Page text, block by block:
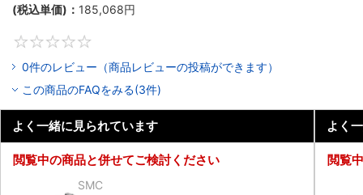
(税込単価)： 185,068円
0件のレビュー（商品レビューの投稿ができます）
この商品のFAQをみる(3件)
よく一緒に見られています
閲覧中の商品と併せてご検討ください
SMC
よく
閲覧